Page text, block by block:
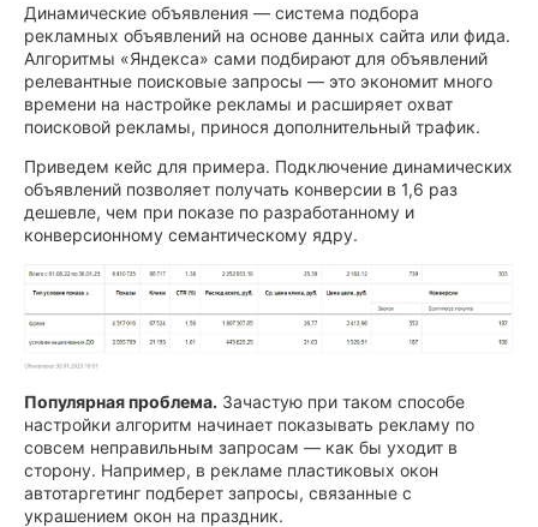
Динамические объявления — система подбора
рекламных объявлений на основе данных сайта или фида.
Алгоритмы «Яндекса» сами подбирают для объявлений
релевантные поисковые запросы — это экономит много
времени на настройке рекламы и расширяет охват
поисковой рекламы, принося дополнительный трафик.
Приведем кейс для примера. Подключение динамических
объявлений позволяет получать конверсии в 1,6 раз
дешевле, чем при показе по разработанному и
конверсионному семантическому ядру.
Популярная проблема. Зачастую при таком способе
настройки алгоритм начинает показывать рекламу по
совсем неправильным запросам — как бы уходит в
сторону. Например, в рекламе пластиковых окон
автотаргетинг подберет запросы, связанные с
украшением окон на праздник.